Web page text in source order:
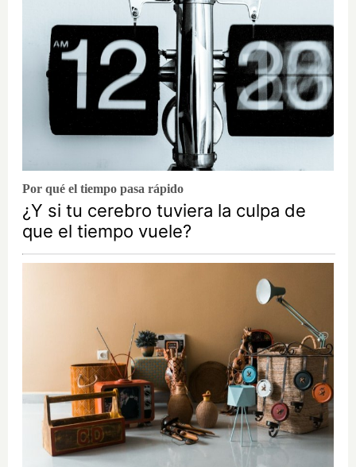
Por qué el tiempo pasa rápido
¿Y si tu cerebro tuviera la culpa de
que el tiempo vuele?